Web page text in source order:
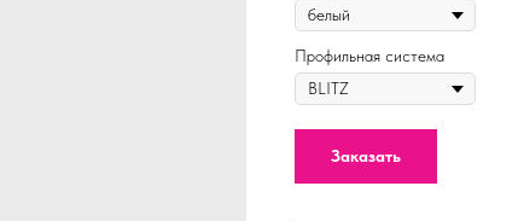
Профильная система
Заказать